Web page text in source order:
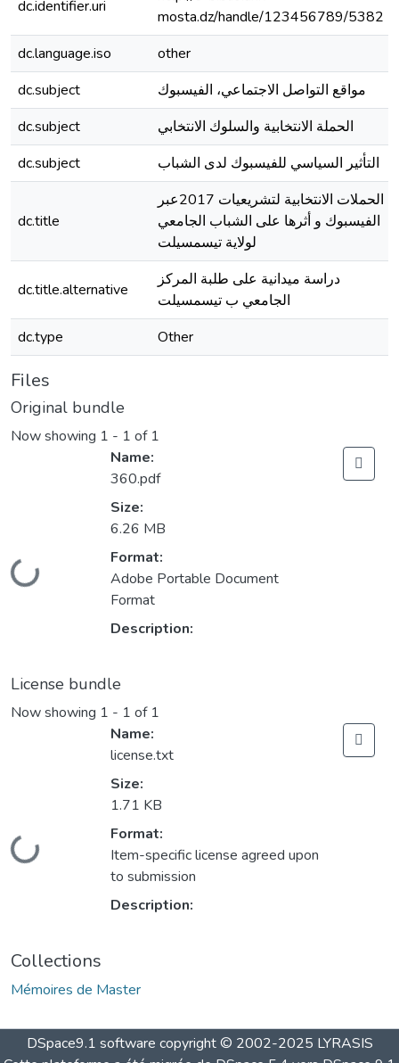
dc.identifier.uri
mosta.dz/handle/123456789/5382
dc.language.iso
other
dc.subject
مواقع التواصل الاجتماعي، الفيسبوك
dc.subject
الحملة الانتخابية والسلوك الانتخابي
dc.subject
التأثير السياسي للفيسبوك لدى الشباب
dc.title
الحملات الانتخابية لتشريعيات 2017عبر
الفيسبوك و أثرها على الشباب الجامعي
لولاية تيسمسيلت
dc.title.alternative
دراسة ميدانية على طلبة المركز
الجامعي ب تيسمسيلت
dc.type Other
Files
Original bundle
Now showing 1 - 1 of 1
Loading...
Name:
360.pdf
Size:
6.26 MB
Format:
Adobe Portable Document
Format
Description:
License bundle
Now showing 1 - 1 of 1
Loading...
Name:
license.txt
Size:
1.71 KB
Format:
Item-specific license agreed upon
to submission
Description:
Collections
Mémoires de Master
DSpace9.1 software copyright © 2002-2025 LYRASIS